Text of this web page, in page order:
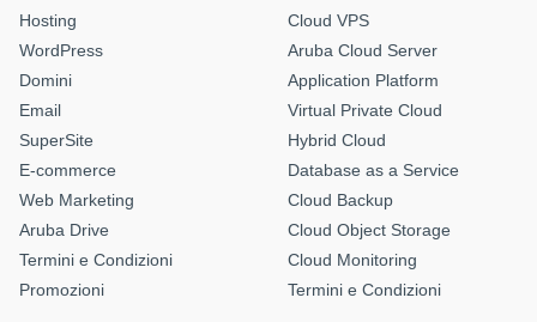
Hosting
WordPress
Domini
Email
SuperSite
E-commerce
Web Marketing
Aruba Drive
Termini e Condizioni
Promozioni
Cloud VPS
Aruba Cloud Server
Application Platform
Virtual Private Cloud
Hybrid Cloud
Database as a Service
Cloud Backup
Cloud Object Storage
Cloud Monitoring
Termini e Condizioni